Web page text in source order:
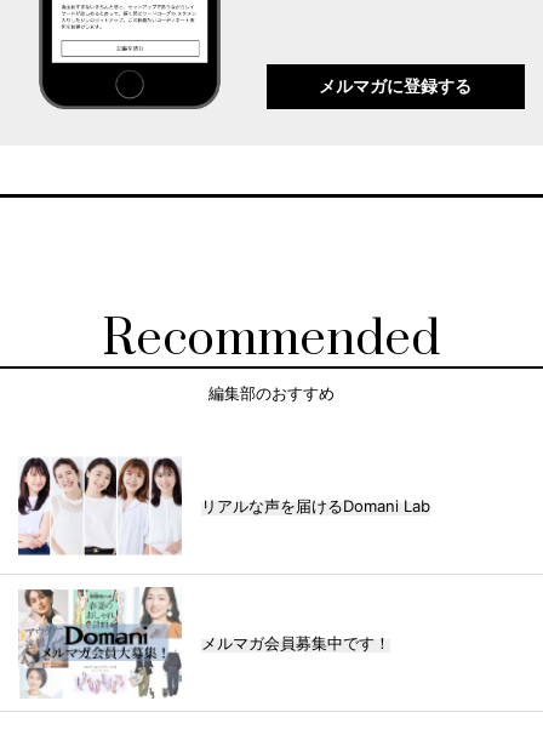
メルマガに登録する
Recommended
編集部のおすすめ
リアルな声を届けるDomani Lab
メルマガ会員募集中です！